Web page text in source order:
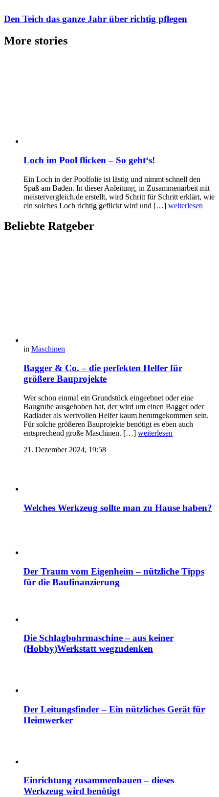
Den Teich das ganze Jahr über richtig pflegen
More stories
Loch im Pool flicken – So geht‘s!
Ein Loch in der Poolfolie ist lästig und nimmt schnell den
Spaß am Baden. In dieser Anleitung, in Zusammenarbeit mit
meistervergleich.de erstellt, wird Schritt für Schritt erklärt, wie
ein solches Loch richtig geflickt wird und […] weiterlesen
Beliebte Ratgeber
in Maschinen
Bagger & Co. – die perfekten Helfer für
größere Bauprojekte
Wer schon einmal ein Grundstück eingeebnet oder eine
Baugrube ausgehoben hat, der wird um einen Bagger oder
Radlader als wertvollen Helfer kaum herumgekommen sein.
Für solche größeren Bauprojekte benötigt es eben auch
entsprechend große Maschinen. […] weiterlesen
21. Dezember 2024, 19:58
Welches Werkzeug sollte man zu Hause haben?
Der Traum vom Eigenheim – nützliche Tipps
für die Baufinanzierung
Die Schlagbohrmaschine – aus keiner
(Hobby)Werkstatt wegzudenken
Der Leitungsfinder – Ein nützliches Gerät für
Heimwerker
Einrichtung zusammenbauen – dieses
Werkzeug wird benötigt